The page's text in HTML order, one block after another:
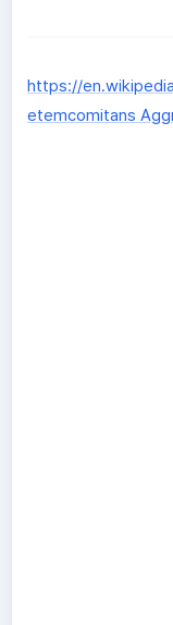
https://
etemcomitans